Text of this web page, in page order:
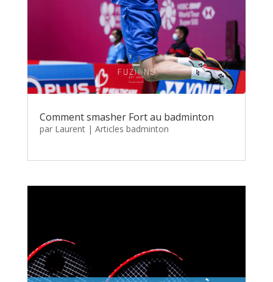
Comment smasher Fort au badminton
par Laurent| Articles badminton